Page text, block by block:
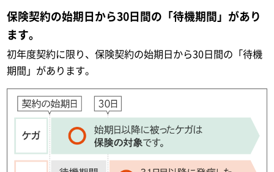
保険契約の始期日から30日間の「待機期間」があり
ます。
初年度契約に限り、保険契約の始期日から30日間の「待機
期間」があります。